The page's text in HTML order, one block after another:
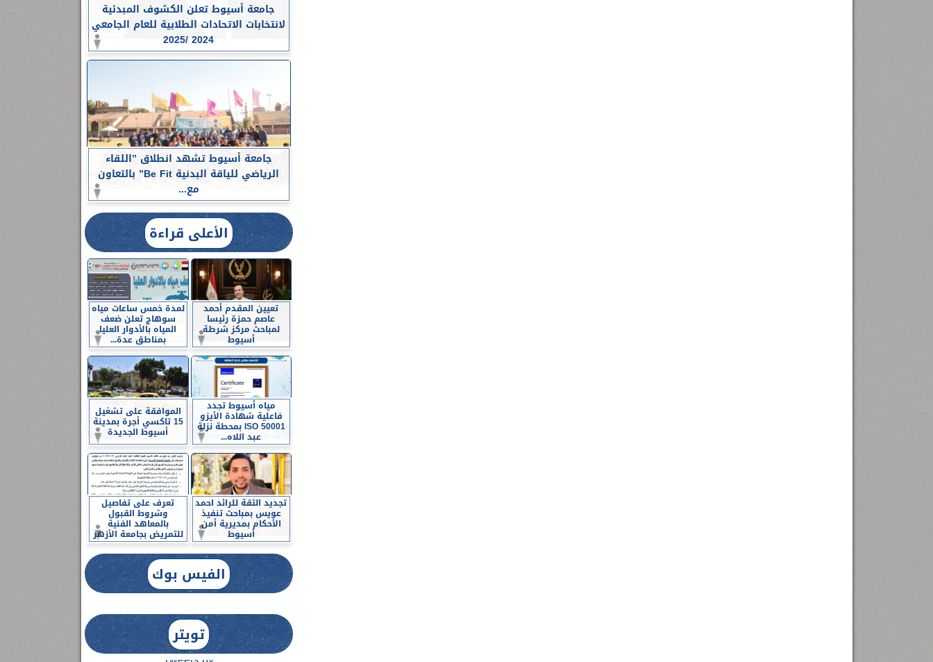
جامعة أسيوط تعلن الكشوف المبدئية
لانتخابات الاتحادات الطلابية للعام الجامعي
2024 /2025
جامعة أسيوط تشهد انطلاق ”اللقاء
الرياضي للياقة البدنية Be Fit” بالتعاون
مع...
الأعلى قراءة
تعيين المقدم أحمد
عاصم حمزة رئيسا
لمباحث مركز شرطة
أسيوط
لمدة خمس ساعات مياه
سوهاج تعلن ضعف
المياه بالأدوار العليا
بمناطق عدة...
مياه أسيوط تجدد
فاعلية شهادة الأيزو
ISO 50001 بمحطة نزلة
عبد اللاه...
الموافقة على تشغيل
15 تاكسي أجرة بمدينة
أسيوط الجديدة
تجديد الثقة للرائد احمد
عويس بمباحث تنفيذ
الأحكام بمديرية أمن
أسيوط
تعرف على تفاصيل
وشروط القبول
بالمعاهد الفنية
للتمريض بجامعة الأزهر
الفيس بوك
تويتر